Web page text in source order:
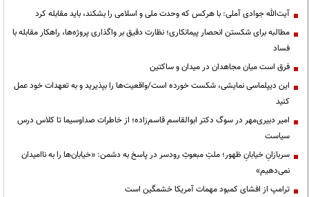
آیت‌الله جوادی آملی: با هرکس که وحدت ملی و اسلامی را بشکند، باید مقابله کرد
مطالبه برای شکستن انحصار پیمانکاری؛ نظارت دقیق بر واگذاری پروژه‌ها، راهکار مقابله با
فساد
فرق است میان مجاهدان در میدان و ساکتین
این دیپلماسی نمایشی، شکست خورده است/واقعیت‌ها را بپذیرید و به تعهدات خود عمل
کنید
امیر دبیری‌مهر در سوگ دکتر ابوالقاسم قاسم‌زاده؛ از خاطرات صداوسیما تا کلاس درس
سیاست
سربازانِ خیابانِ ظهور؛ ملتِ مبعوثِ رودسر در پاسخ به دشمن: «خیابان‌ها را به ناامیدان
نمی‌دهیم»
ترامپ از افشای کمبود مهمات آمریکا خشمگین است